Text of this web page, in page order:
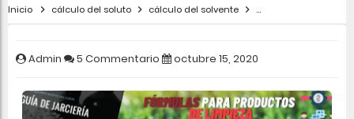
Inicio cálculo del soluto cálculo del solvente ejercicios de masa y
Admin 5 Commentario octubre 15, 2020